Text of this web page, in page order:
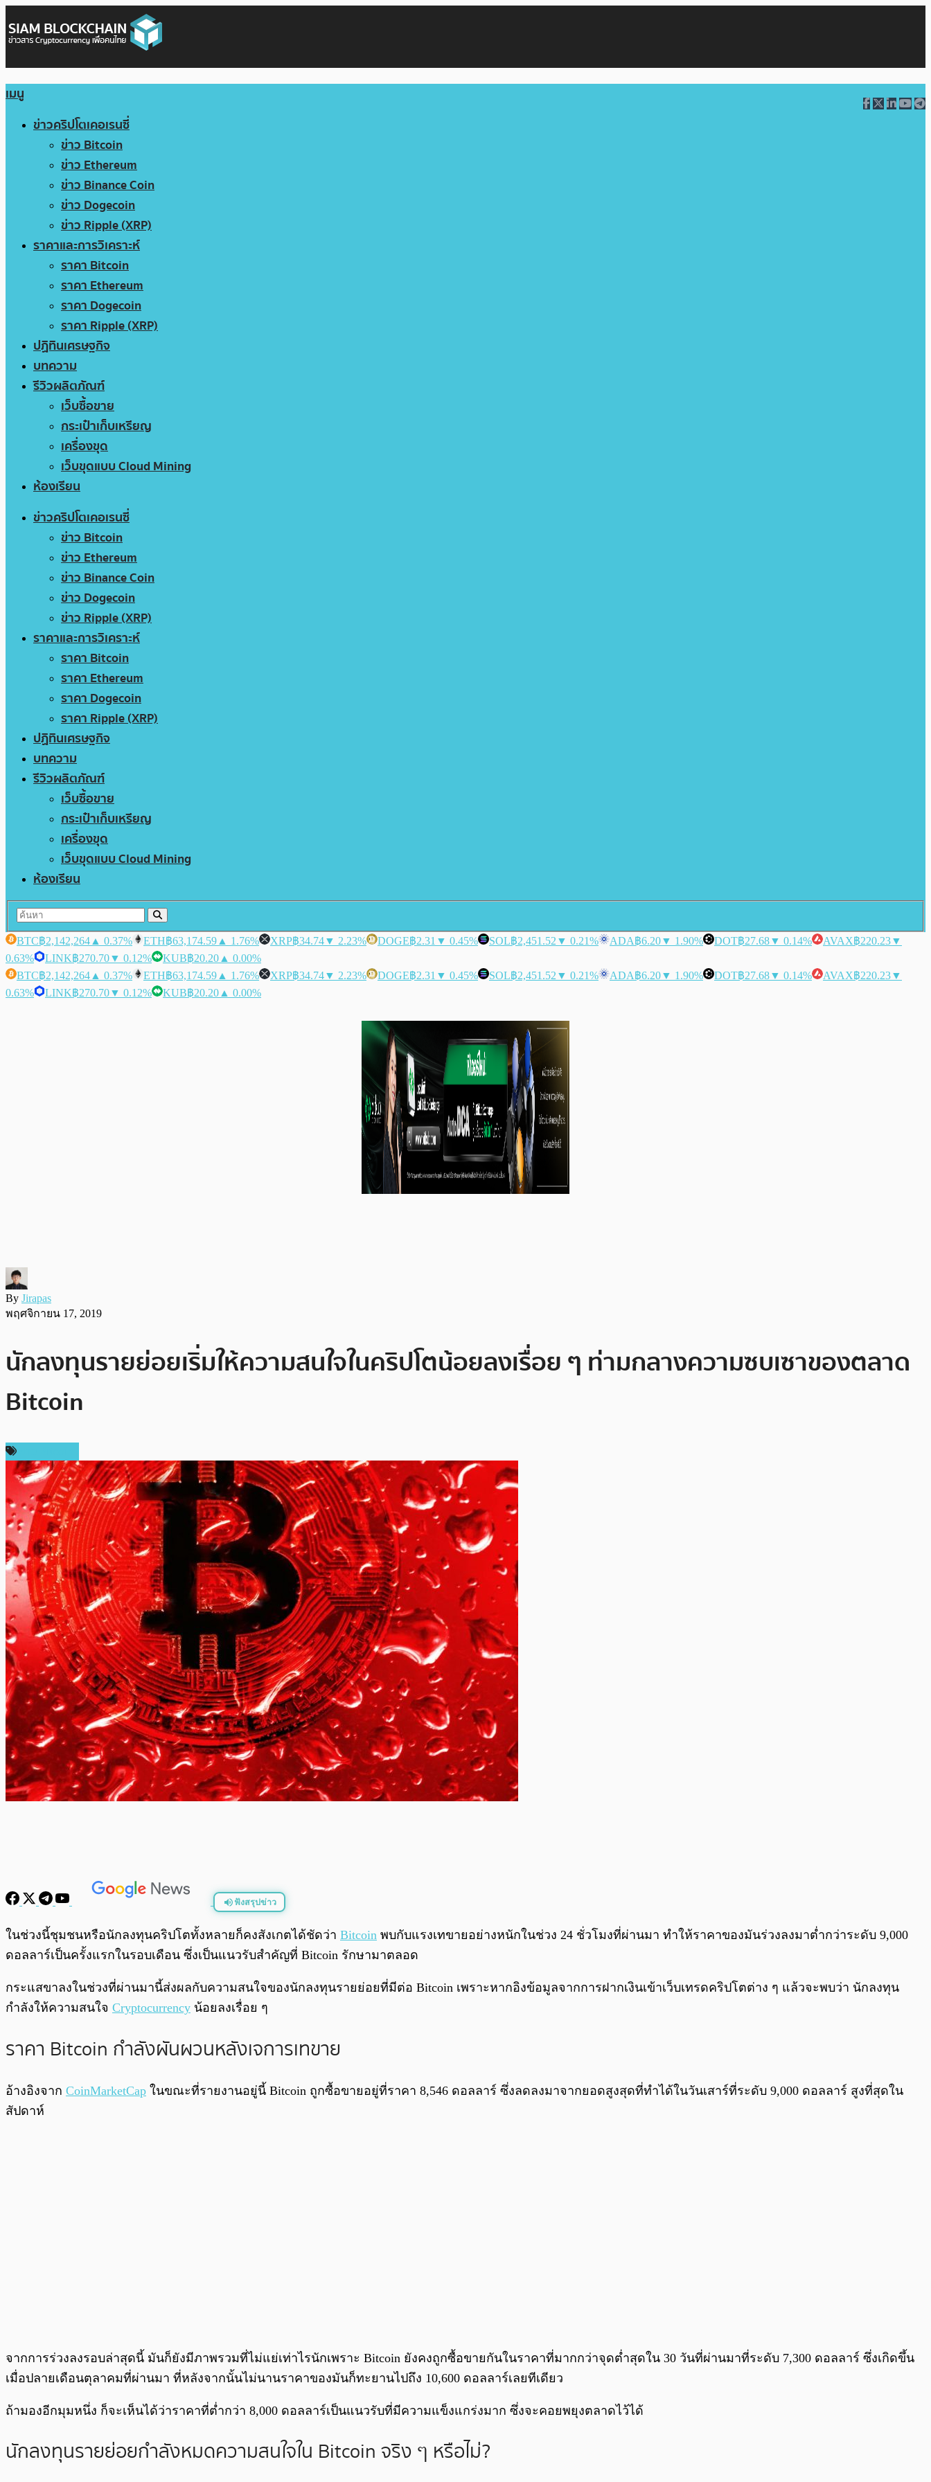
เมนู
ข่าวคริปโตเคอเรนซี่
ข่าว Bitcoin
ข่าว Ethereum
ข่าว Binance Coin
ข่าว Dogecoin
ข่าว Ripple (XRP)
ราคาและการวิเคราะห์
ราคา Bitcoin
ราคา Ethereum
ราคา Dogecoin
ราคา Ripple (XRP)
ปฏิทินเศรษฐกิจ
บทความ
รีวิวผลิตภัณฑ์
เว็บซื้อขาย
กระเป๋าเก็บเหรียญ
เครื่องขุด
เว็บขุดแบบ Cloud Mining
ห้องเรียน
ข่าวคริปโตเคอเรนซี่
ข่าว Bitcoin
ข่าว Ethereum
ข่าว Binance Coin
ข่าว Dogecoin
ข่าว Ripple (XRP)
ราคาและการวิเคราะห์
ราคา Bitcoin
ราคา Ethereum
ราคา Dogecoin
ราคา Ripple (XRP)
ปฏิทินเศรษฐกิจ
บทความ
รีวิวผลิตภัณฑ์
เว็บซื้อขาย
กระเป๋าเก็บเหรียญ
เครื่องขุด
เว็บขุดแบบ Cloud Mining
ห้องเรียน
BTC฿2,142,264 ▲ 0.37% ETH฿63,174.59 ▲ 1.76% XRP฿34.74▼ 2.23% DOGE฿2.31 ▼ 0.45% SOL฿2,451.52 ▼ 0.21% ADA฿6.20▼ 1.90% DOT฿27.68▼ 0.14% AVAX฿220.23▼
0.63%
LINK฿270.70▼ 0.12% KUB฿20.20 ▲ 0.00%
BTC฿2,142,264 ▲ 0.37% ETH฿63,174.59 ▲ 1.76% XRP฿34.74▼ 2.23% DOGE฿2.31 ▼ 0.45% SOL฿2,451.52 ▼ 0.21% ADA฿6.20▼ 1.90% DOT฿27.68▼ 0.14% AVAX฿220.23▼
0.63%
LINK฿270.70▼ 0.12% KUB฿20.20 ▲ 0.00%
By Jirapas
พฤศจิกายน 17, 2019
นักลงทุนรายย่อยเริ่มให้ความสนใจในคริปโตน้อยลงเรื่อย ๆ ท่ามกลางความซบเซาของตลาด
Bitcoin
ฟังสรุปข่าว
พร้อมเล่น 0:00 0:00
ในช่วงนี้ชุมชนหรือนักลงทุนคริปโตทั้งหลายก็คงสังเกตได้ชัดว่า Bitcoin พบกับแรงเทขายอย่างหนักในช่วง 24 ชั่วโมงที่ผ่านมา ทำให้ราคาของมันร่วงลงมาต่ำกว่าระดับ 9,000
ดอลลาร์เป็นครั้งแรกในรอบเดือน ซึ่งเป็นแนวรับสำคัญที่ Bitcoin รักษามาตลอด
กระแสขาลงในช่วงที่ผ่านมานี้ส่งผลกับความสนใจของนักลงทุนรายย่อยที่มีต่อ Bitcoin เพราะหากอิงข้อมูลจากการฝากเงินเข้าเว็บเทรดคริปโตต่าง ๆ แล้วจะพบว่า นักลงทุน
กำลังให้ความสนใจ Cryptocurrency น้อยลงเรื่อย ๆ
ราคา Bitcoin กำลังผันผวนหลังเจการเทขาย
อ้างอิงจาก CoinMarketCap ในขณะที่รายงานอยู่นี้ Bitcoin ถูกซื้อขายอยู่ที่ราคา 8,546 ดอลลาร์ ซึ่งลดลงมาจากยอดสูงสุดที่ทำได้ในวันเสาร์ที่ระดับ 9,000 ดอลลาร์ สูงที่สุดใน
สัปดาห์
จากการร่วงลงรอบล่าสุดนี้ มันก็ยังมีภาพรวมที่ไม่แย่เท่าไรนักเพราะ Bitcoin ยังคงถูกซื้อขายกันในราคาที่มากกว่าจุดต่ำสุดใน 30 วันที่ผ่านมาที่ระดับ 7,300 ดอลลาร์ ซึ่งเกิดขึ้น
เมื่อปลายเดือนตุลาคมที่ผ่านมา ที่หลังจากนั้นไม่นานราคาของมันก็ทะยานไปถึง 10,600 ดอลลาร์เลยทีเดียว
ถ้ามองอีกมุมหนึ่ง ก็จะเห็นได้ว่าราคาที่ต่ำกว่า 8,000 ดอลลาร์เป็นแนวรับที่มีความแข็งแกร่งมาก ซึ่งจะคอยพยุงตลาดไว้ได้
นักลงทุนรายย่อยกำลังหมดความสนใจใน Bitcoin จริง ๆ หรือไม่?